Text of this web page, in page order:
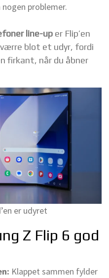
problemer.
line-up er Flip’en
blot et udyr, fordi
firkant, når du åbner
er udyret
Z Flip 6 god
Klappet sammen fylder